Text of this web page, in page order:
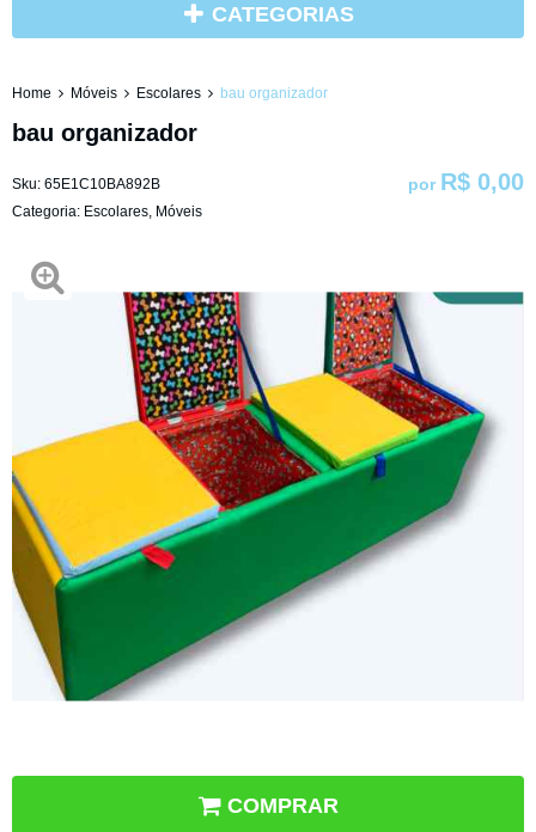
CATEGORIAS
Home Móveis Escolares bau organizador
bau organizador
Sku: 65E1C10BA892B
Categoria: Escolares, Móveis
por R$ 0,00
COMPRAR